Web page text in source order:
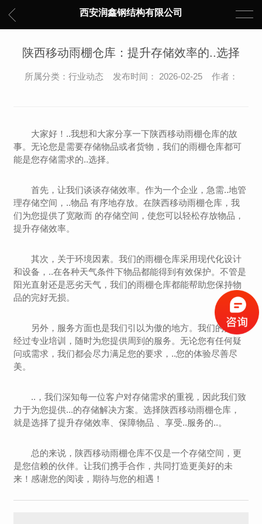
西安润鑫钢结构有限公司
陕西移动雨棚仓库：提升存储效率的..选择
所属分类：行业动态 发布时间： 2026-02-25 作者：
大家好！..我想和大家分享一下陕西移动雨棚仓库的故
事。无论您是需要存储物品或者货物，我们的雨棚仓库都可
能是您存储需求的..选择。
首先，让我们谈谈存储效率。作为一个企业，急需..地管
理存储空间，..物品 有序地存放。在陕西移动雨棚仓库，我
们为您提供了宽敞而 的存储空间，使您可以轻松存放物品，
提升存储效率。
其次，关于环境因素。我们的雨棚仓库采用现代化设计
和设备，..在各种天气条件下物品都能得到有效保护。不管是
阳光直射还是恶劣天气，我们的雨棚仓库都能帮助您保持物
品的完好无损。
另外，服务方面也是我们引以为傲的地方。我们的员工
经过专业培训，随时为您提供周到的服务。无论您有任何疑
问或需求，我们都会尽力满足您的要求，..您的体验尽善尽
美。
..，我们深知每一位客户对存储需求的重视，因此我们致
力于为您提供...的存储解决方案。选择陕西移动雨棚仓库，
就是选择了提升存储效率、保障物品 、享受..服务的..。
总的来说，陕西移动雨棚仓库不仅是一个存储空间，更
是您信赖的伙伴。让我们携手合作，共同打造更美好的未
来！感谢您的阅读，期待与您的相遇！